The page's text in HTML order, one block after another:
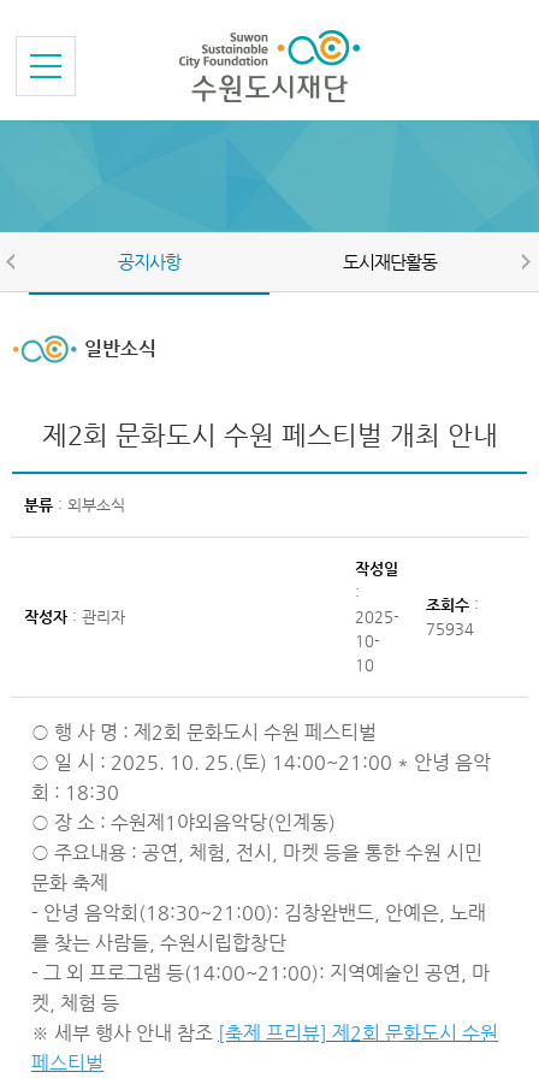
공지사항 도시재단활동
일반소식
제2회 문화도시 수원 페스티벌 개최 안내
분류 : 외부소식
작성자: 관리자
작성일
:
2025-
10-
10
조회수 :
75934
○ 행 사 명 : 제2회 문화도시 수원 페스티벌
○ 일 시 : 2025. 10. 25.(토) 14:00~21:00 * 안녕 음악
회 : 18:30
○ 장 소 : 수원제1야외음악당(인계동)
○ 주요내용 : 공연, 체험, 전시, 마켓 등을 통한 수원 시민
문화 축제
- 안녕 음악회(18:30~21:00): 김창완밴드, 안예은, 노래
를 찾는 사람들, 수원시립합창단
- 그 외 프로그램 등(14:00~21:00): 지역예술인 공연, 마
켓, 체험 등
※ 세부 행사 안내 참조 [축제 프리뷰] 제2회 문화도시 수원
페스티벌